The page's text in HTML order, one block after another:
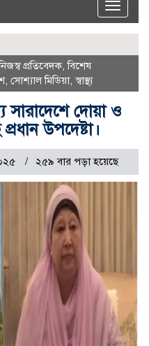
Toggle
প্রতিবেদক,বিশেষ
, সোশ্যাল মিডিয়া,স্বাস্থ্য
সারাদেশে দোয়া ও
উপদেষ্টা।
২৫৯ বার পড়া হয়েছে